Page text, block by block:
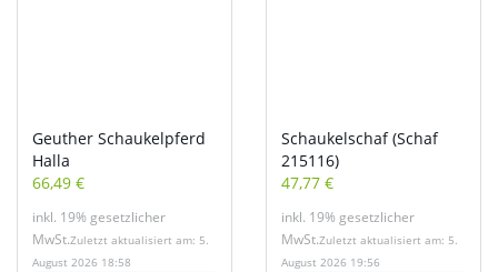
Geuther Schaukelpferd
Halla
66,49 €
inkl. 19% gesetzlicher
MwSt.Zuletzt aktualisiert am: 5.
August 2026 18:58
Schaukelschaf (Schaf
215116)
47,77 €
inkl. 19% gesetzlicher
MwSt.Zuletzt aktualisiert am: 5.
August 2026 19:56